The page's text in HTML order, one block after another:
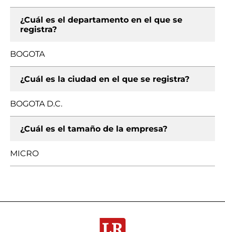
¿Cuál es el departamento en el que se
registra?
BOGOTA
¿Cuál es la ciudad en el que se registra?
BOGOTA D.C.
¿Cuál es el tamaño de la empresa?
MICRO